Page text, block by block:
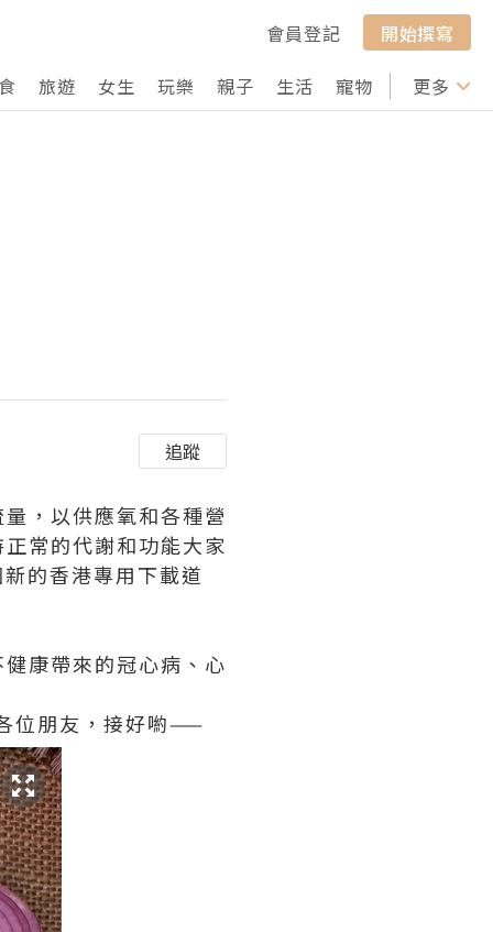
會員登記
開始撰寫
旅遊 女生 玩樂 親子 生活 寵物 行山 打卡
更多
追蹤
，以供應氧和各種營
常的代謝和功能大家
的香港專用下載道
康帶來的冠心病、心
位朋友，接好喲——